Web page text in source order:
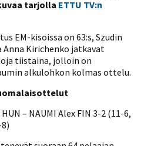
tarjolla ETTU TV:n
EM-kisoissa on 63:s, Szudin
Anna Kirichenko jatkavat
tiistaina, jolloin on
alkulohkon kolmas ottelu.
HUN – NAUMI Alex FIN 3-2 (11-6,